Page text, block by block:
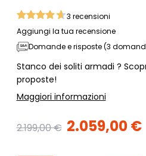
3 recensioni
Aggiungi la tua recensione
Domande e risposte (3
Stanco dei soliti armadi ?
proposte!
Maggiori informazioni
2.199,00 € 2.059,00 €